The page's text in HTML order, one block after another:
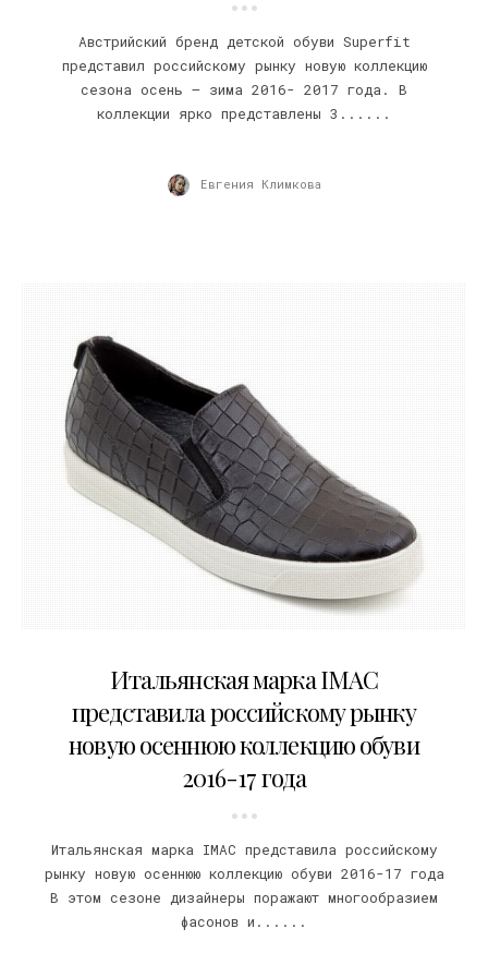
Австрийский бренд детской обуви Superfit
представил российскому рынку новую коллекцию
сезона осень – зима 2016- 2017 года. В
коллекции ярко представлены 3......
Евгения Климкова
Итальянская марка IMAC
представила российскому рынку
новую осеннюю коллекцию обуви
2016-17 года
Итальянская марка IMAC представила российскому
рынку новую осеннюю коллекцию обуви 2016-17 года
В этом сезоне дизайнеры поражают многообразием
фасонов и......